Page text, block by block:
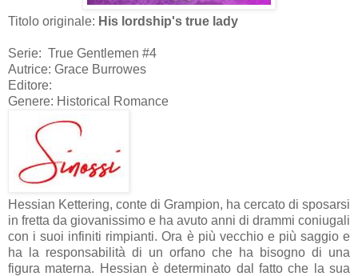
Titolo originale: His lordship's true lady
Serie: True Gentlemen #4
Autrice: Grace Burrowes
Editore:
Genere: Historical Romance
Hessian Kettering, conte di Grampion, ha cercato di sposarsi
in fretta da giovanissimo e ha avuto anni di drammi coniugali
con i suoi infiniti rimpianti. Ora è più vecchio e più saggio e
ha la responsabilità di un orfano che ha bisogno di una
figura materna. Hessian è determinato dal fatto che la sua